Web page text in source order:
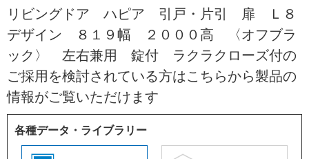
リビングドア ハピア 引戸・片引 扉 Ｌ８
デザイン ８１９幅 ２０００高 〈オフブラ
ック〉 左右兼用 錠付 ラクラクローズ付の
ご採用を検討されている方はこちらから製品の
情報がご覧いただけます
各種データ・ライブラリー